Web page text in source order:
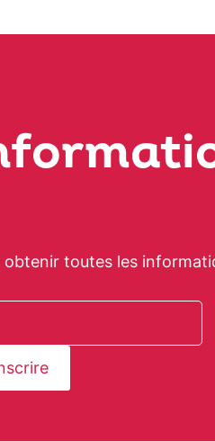
toutes les